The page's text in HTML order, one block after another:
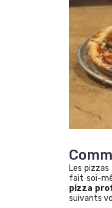
Les
fait soi-
pizza
suivants